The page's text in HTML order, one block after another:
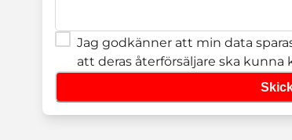
Jag godkänner att min data
att deras återförsäljare ska kunna